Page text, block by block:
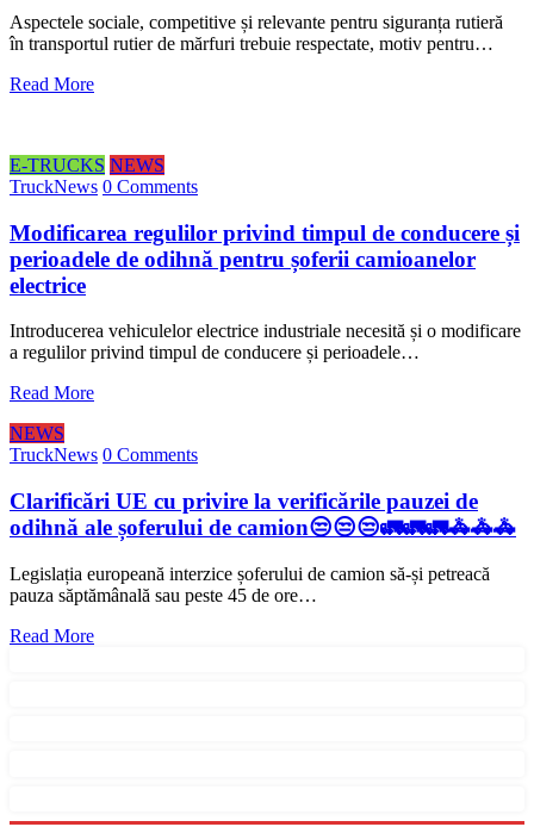
Aspectele sociale, competitive și relevante pentru siguranța rutieră
în transportul rutier de mărfuri trebuie respectate, motiv pentru…
Read More
E-TRUCKS NEWS
TruckNews 0 Comments
Modificarea regulilor privind timpul de conducere și
perioadele de odihnă pentru șoferii camioanelor
electrice
Introducerea vehiculelor electrice industriale necesită și o modificare
a regulilor privind timpul de conducere și perioadele…
Read More
NEWS
TruckNews 0 Comments
Clarificări UE cu privire la verificările pauzei de
odihnă ale șoferului de camion😒😒😒🚛🚛🚛🚓🚓🚓
Legislația europeană interzice șoferului de camion să-și petreacă
pauza săptămânală sau peste 45 de ore…
Read More